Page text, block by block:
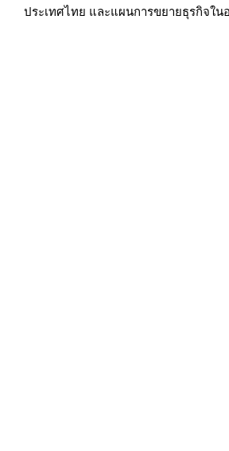
ประเทศไทย และแผนการขยายธุรกิจใน